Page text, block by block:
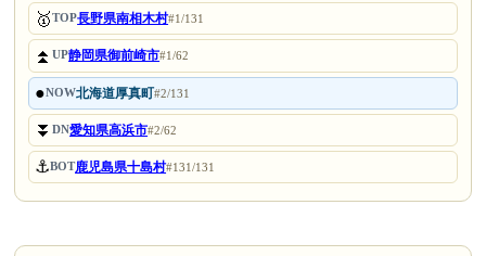
🥇TOP長野県南相木村#1/131
⏫UP静岡県御前崎市#1/62
●NOW北海道厚真町#2/131
⏬DN愛知県高浜市#2/62
⚓BOT鹿児島県十島村#131/131